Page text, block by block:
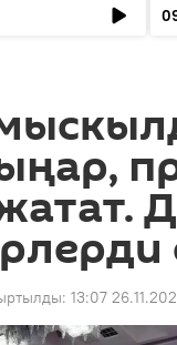
13:07